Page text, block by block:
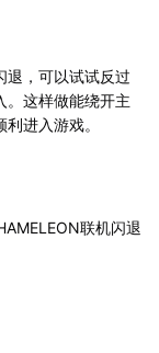
退，可以试试反过
。这样做能绕开主
进入游戏。
联机闪退